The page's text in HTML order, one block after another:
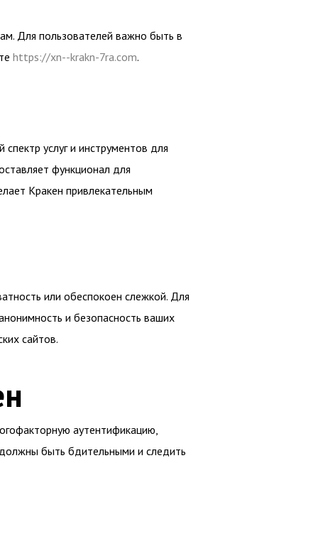
Для пользователей важно быть в
https://xn--krakn-7ra.com.
услуг и инструментов для
функционал для
Кракен привлекательным
или обеспокоен слежкой. Для
и безопасность ваших
сайтов.
аутентификацию,
быть бдительными и следить